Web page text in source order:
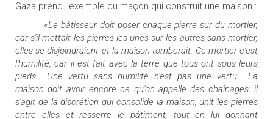
Gaza prend l’exemple du maçon qui construit une maison :
«Le bâtisseur doit poser chaque pierre sur du mortier,
car s'il mettait les pierres les unes sur les autres sans mortier,
elles se disjoindraient et la maison tomberait. Ce mortier c'est
l'humilité, car il est fait avec la terre que tous ont sous leurs
pieds... Une vertu sans humilité n'est pas une vertu... La
maison doit avoir encore ce qu'on appelle des chaînages: il
s'agit de la discrétion qui consolide la maison, unit les pierres
entre elles et resserre le bâtiment, tout en lui donnant